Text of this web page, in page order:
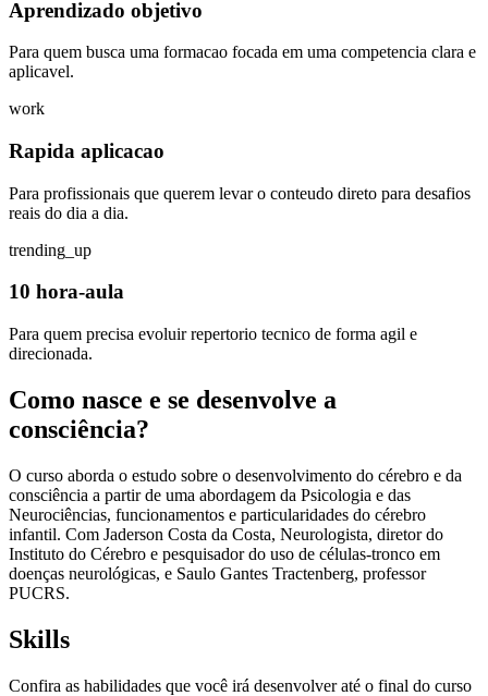
Aprendizado objetivo
Para quem busca uma formacao focada em uma competencia clara e
aplicavel.
work
Rapida aplicacao
Para profissionais que querem levar o conteudo direto para desafios
reais do dia a dia.
trending_up
10 hora-aula
Para quem precisa evoluir repertorio tecnico de forma agil e
direcionada.
Como nasce e se desenvolve a
consciência?
O curso aborda o estudo sobre o desenvolvimento do cérebro e da
consciência a partir de uma abordagem da Psicologia e das
Neurociências, funcionamentos e particularidades do cérebro
infantil. Com Jaderson Costa da Costa, Neurologista, diretor do
Instituto do Cérebro e pesquisador do uso de células-tronco em
doenças neurológicas, e Saulo Gantes Tractenberg, professor
PUCRS.
Skills
Confira as habilidades que você irá desenvolver até o final do curso